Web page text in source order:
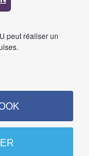
peut réaliser un